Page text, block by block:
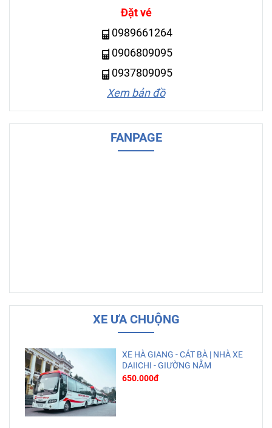
Đặt vé
0989661264
0906809095
0937809095
Xem bản đồ
FANPAGE
XE ƯA CHUỘNG
XE HÀ GIANG - CÁT BÀ | NHÀ XE
DAIICHI - GIƯỜNG NẰM
650.000đ